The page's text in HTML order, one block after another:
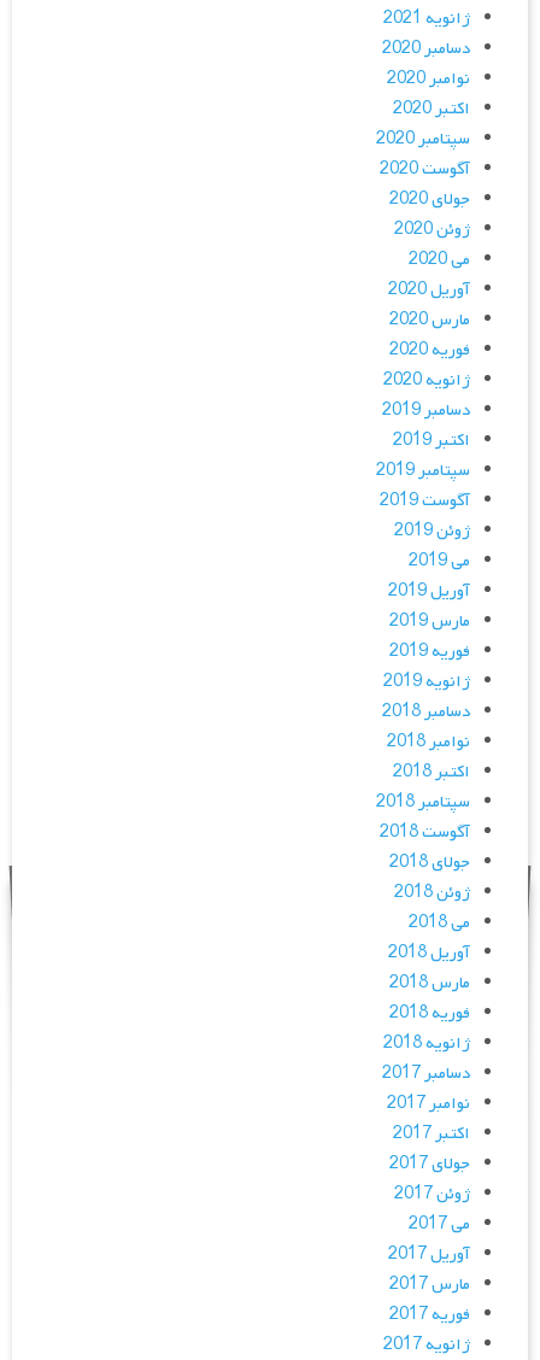
ژانویه 2021
دسامبر 2020
نوامبر 2020
اکتبر 2020
سپتامبر 2020
آگوست 2020
جولای 2020
ژوئن 2020
می 2020
آوریل 2020
مارس 2020
فوریه 2020
ژانویه 2020
دسامبر 2019
اکتبر 2019
سپتامبر 2019
آگوست 2019
ژوئن 2019
می 2019
آوریل 2019
مارس 2019
فوریه 2019
ژانویه 2019
دسامبر 2018
نوامبر 2018
اکتبر 2018
سپتامبر 2018
آگوست 2018
جولای 2018
ژوئن 2018
می 2018
آوریل 2018
مارس 2018
فوریه 2018
ژانویه 2018
دسامبر 2017
نوامبر 2017
اکتبر 2017
جولای 2017
ژوئن 2017
می 2017
آوریل 2017
مارس 2017
فوریه 2017
ژانویه 2017